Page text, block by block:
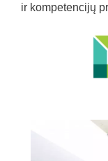
ir kompetencijų